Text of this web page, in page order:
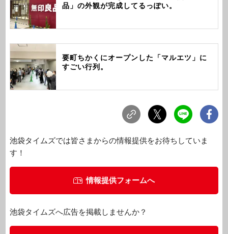
品」の外観が完成してるっぽい。
要町ちかくにオープンした「マルエツ」に
すごい行列。
池袋タイムズでは皆さまからの情報提供をお待ちしていま
す！
情報提供フォームへ
池袋タイムズへ広告を掲載しませんか？